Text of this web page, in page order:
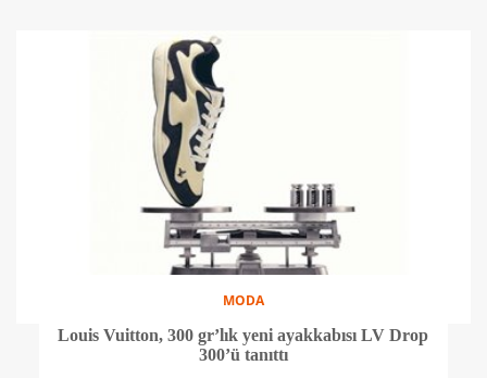
MODA
Louis Vuitton, 300 gr’lık yeni ayakkabısı LV Drop
300’ü tanıttı